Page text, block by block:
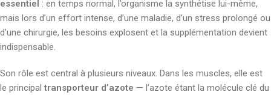
essentiel : en temps normal, l’organisme la synthétise lui-même,
mais lors d’un effort intense, d’une maladie, d’un stress prolongé ou
d’une chirurgie, les besoins explosent et la supplémentation devient
indispensable.
Son rôle est central à plusieurs niveaux. Dans les muscles, elle est
le principaltransporteur d’azote — l’azote étant la molécule clé du